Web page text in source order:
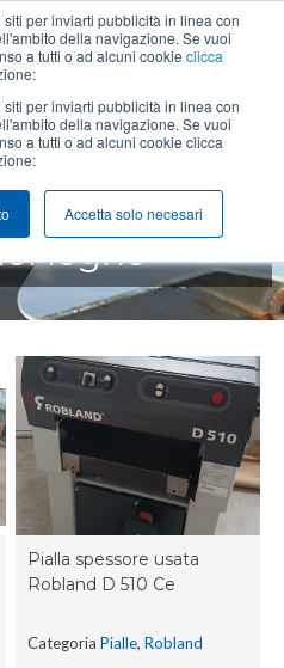
per inviarti pubblicità in linea con
della navigazione. Se vuoi
a tutti o ad alcuni cookie clicca
per inviarti pubblicità in linea con
della navigazione. Se vuoi
a tutti o ad alcuni cookie clicca
Accetta solo necesari
info@lanfredini.it
legno
Pialla spessore usata
Robland D 510 Ce
Categoria Pialle, Robland